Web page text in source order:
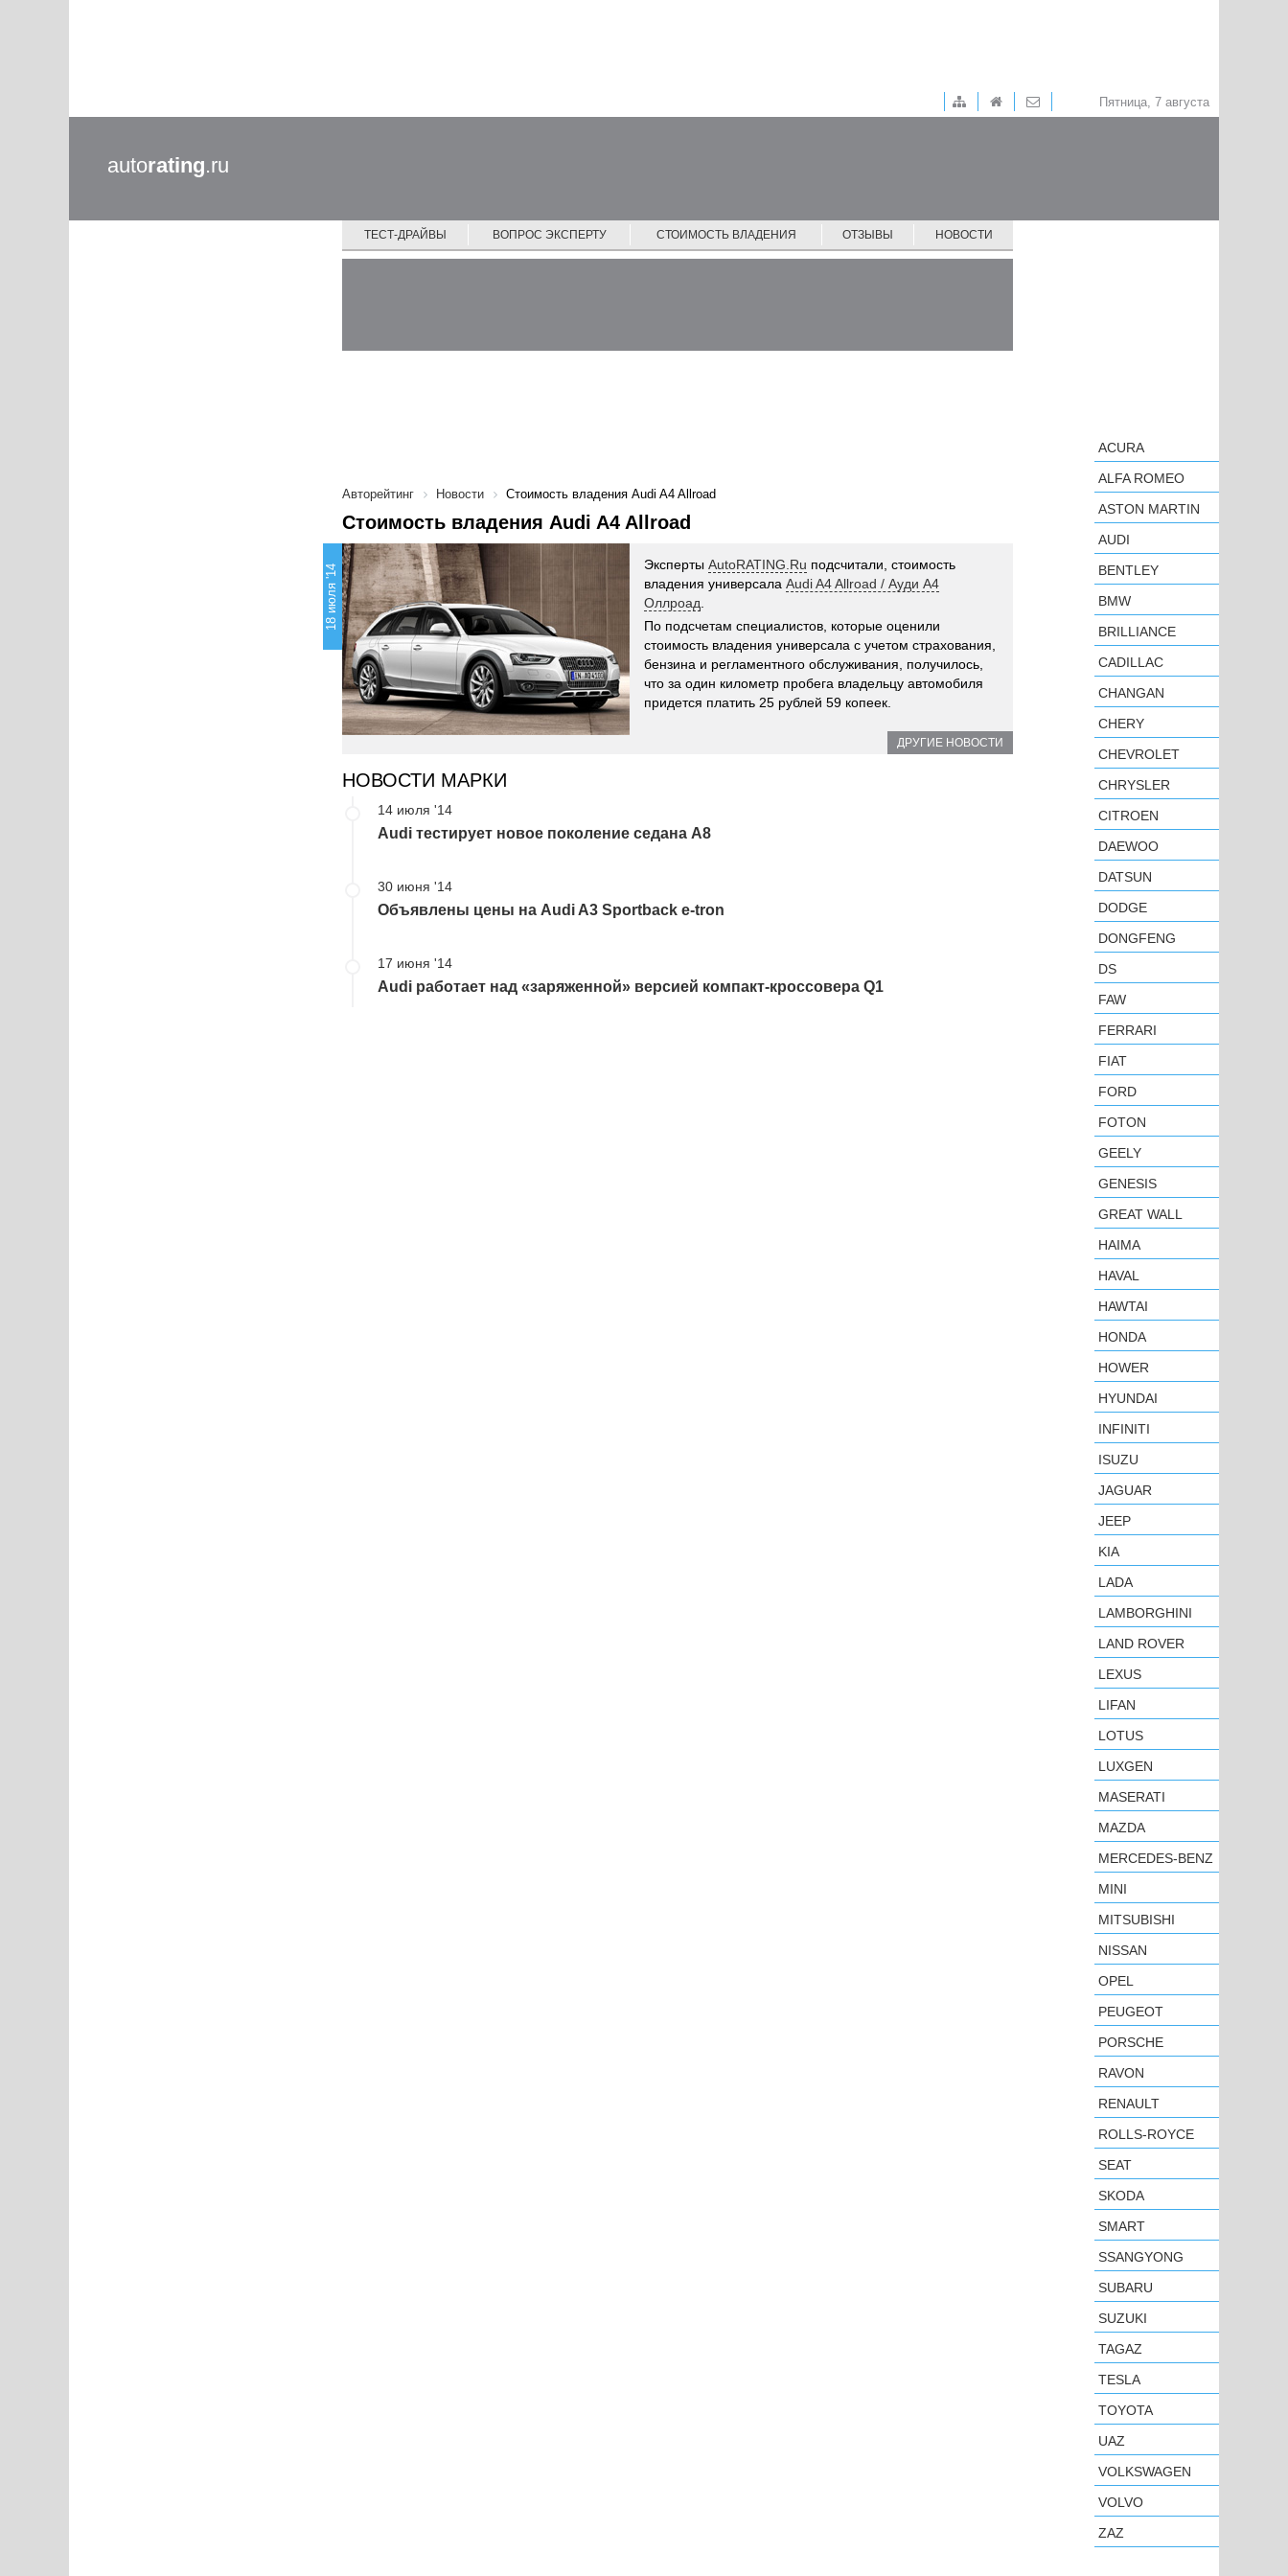
Пятница, 7 августа
autorating.ru
ТЕСТ-ДРАЙВЫ ВОПРОС ЭКСПЕРТУ СТОИМОСТЬ ВЛАДЕНИЯ ОТЗЫВЫ НОВОСТИ
Авторейтинг Новости Стоимость владения Audi A4 Allroad
Стоимость владения Audi A4 Allroad
18 июля '14 Эксперты AutoRATING.Ru подсчитали, стоимость
владения универсала Audi A4 Allroad / Ауди А4
Оллроад
По подсчетам специалистов, которые оценили
стоимость владения универсала с учетом страхования,
бензина и регламентного обслуживания, получилось,
что за один километр пробега владельцу автомобиля
придется платить 25 рублей 59 копеек.
ДРУГИЕ НОВОСТИ
НОВОСТИ МАРКИ
14 июля '14
Audi тестирует новое поколение седана A8
30 июня '14
Объявлены цены на Audi A3 Sportback e-tron
17 июня '14
Audi работает над «заряженной» версией компакт-кроссовера Q1
ACURA
ALFA ROMEO
ASTON MARTIN
AUDI
BENTLEY
BMW
BRILLIANCE
CADILLAC
CHANGAN
CHERY
CHEVROLET
CHRYSLER
CITROEN
DAEWOO
DATSUN
DODGE
DONGFENG
DS
FAW
FERRARI
FIAT
FORD
FOTON
GEELY
GENESIS
GREAT WALL
HAIMA
HAVAL
HAWTAI
HONDA
HOWER
HYUNDAI
INFINITI
ISUZU
JAGUAR
JEEP
KIA
LADA
LAMBORGHINI
LAND ROVER
LEXUS
LIFAN
LOTUS
LUXGEN
MASERATI
MAZDA
MERCEDES-BENZ
MINI
MITSUBISHI
NISSAN
OPEL
PEUGEOT
PORSCHE
RAVON
RENAULT
ROLLS-ROYCE
SEAT
SKODA
SMART
SSANGYONG
SUBARU
SUZUKI
TAGAZ
TESLA
TOYOTA
UAZ
VOLKSWAGEN
VOLVO
ZAZ